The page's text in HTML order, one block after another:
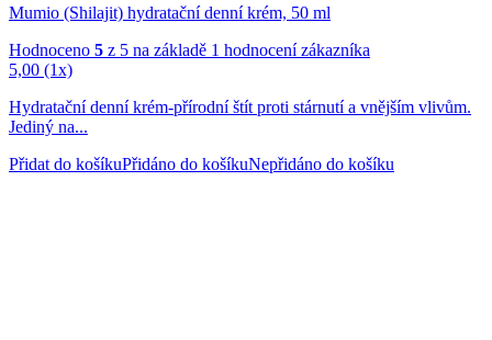
Mumio (Shilajit) hydratační denní krém, 50 ml
Hodnoceno 5 z 5 na základě 1 hodnocení zákazníka
5,00 (1x)
Hydratační denní krém-přírodní štít proti stárnutí a vnějším vlivům.
Jediný na...
Přidat do košíkuPřidáno do košíkuNepřidáno do košíku